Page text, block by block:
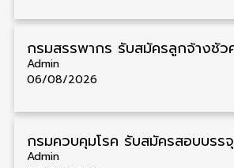
Admin
06/08/2026
Admin